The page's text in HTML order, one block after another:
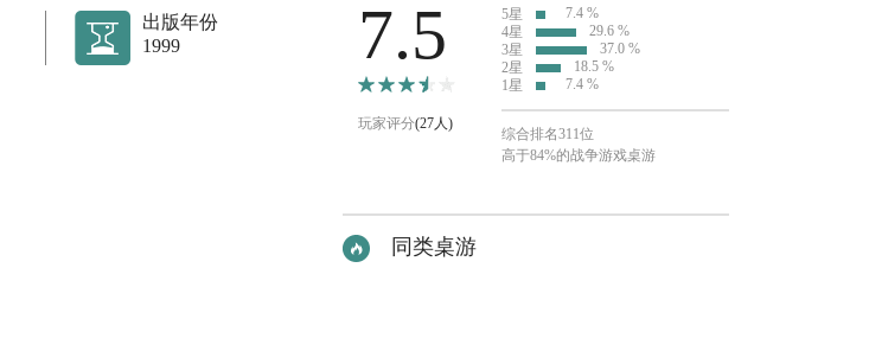
出版年份
1999
7.5
玩家评分(27人)
5星
7.4 %
4星
29.6 %
3星
37.0 %
2星
18.5 %
1星
7.4 %
综合排名311位
高于84%的战争游戏桌游
同类桌游